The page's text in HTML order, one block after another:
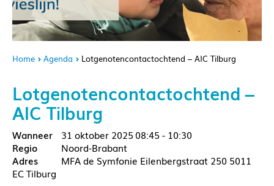
Home Agenda Lotgenotencontactochtend – AIC Tilburg
Lotgenotencontactochtend –
AIC Tilburg
31 oktober 2025 08:45 - 10:30
Noord-Brabant
MFA de Symfonie Eilenbergstraat 250 5011
EC Tilburg